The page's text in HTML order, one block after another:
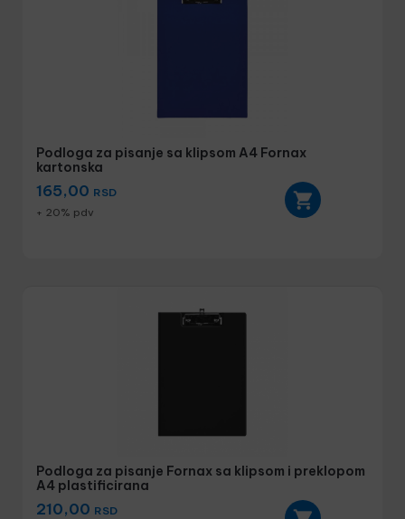
Podloga za pisanje sa klipsom A4 Fornax
kartonska
165,00 RSD
+ 20% pdv
Podloga za pisanje Fornax sa klipsom i preklopom
A4 plastificirana
210,00 RSD